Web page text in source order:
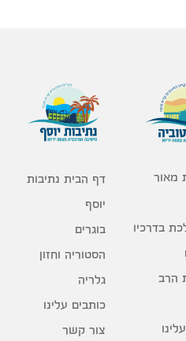
מאור
בדרכיו
הרב
דף הבית נתיבות
יוסף
בוגרים
הסטוריה וחזון
גלריה
כותבים עלינו
צור קשר